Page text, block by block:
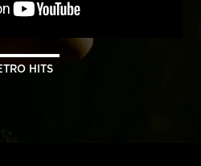
HITSHITS